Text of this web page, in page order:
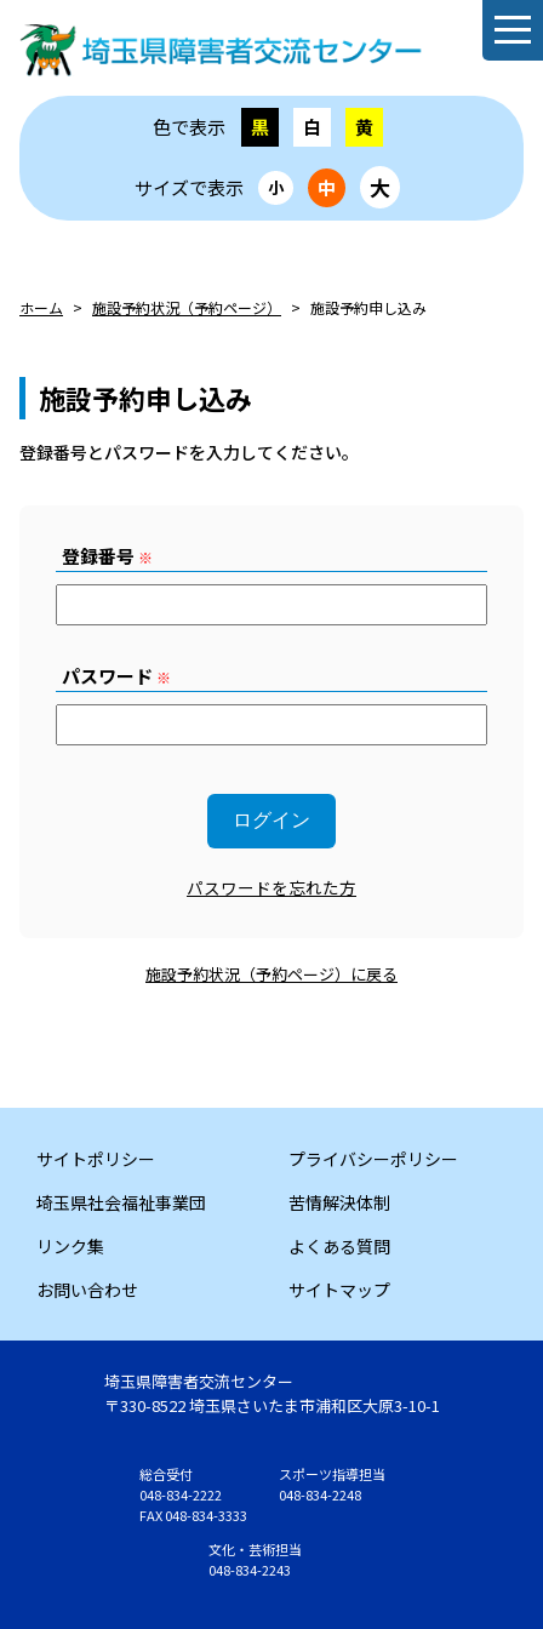
色で表示 黒 白 黄
サイズで表示 小 中 大
ホーム 施設予約状況（予約ページ） 施設予約申し込み
施設予約申し込み
登録番号とパスワードを⼊⼒してください。
登録番号 ※
パスワード ※
パスワードを忘れた方
施設予約状況（予約ページ）に戻る
サイトポリシー
プライバシーポリシー
埼玉県社会福祉事業団
苦情解決体制
リンク集
よくある質問
お問い合わせ
サイトマップ
埼玉県障害者交流センター
〒330-8522 埼玉県さいたま市浦和区大原3-10-1
総合受付
048-834-2222
FAX 048-834-3333
スポーツ指導担当
048-834-2248
文化・芸術担当
048-834-2243